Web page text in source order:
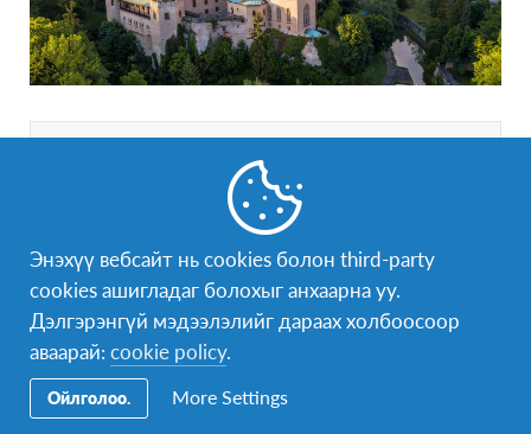
Бүртгүүлэхээсээ өмнө хөтөлбөрийн
шаардлага, хуваарь, төлбөртэй танилцаж
эцэг эхээсээ зөвшөөрөл авсан байх
шаардлагатай.
Бүртгэлийн формыг бөглөсний дараа
мэйлээр “Эцэг эхийн зөвшөөрлийн
хуудас” илгээх бөгөөд үүн дээр эцэг
Энэхүү вебсайт нь cookies болон third-party
cookies ашигладаг болохыг анхаарна уу.
Дэлгэрэнгүй мэдээлэлийг дараах холбоосоор
аваарай: cookie policy.
Ойлголоо. More Settings